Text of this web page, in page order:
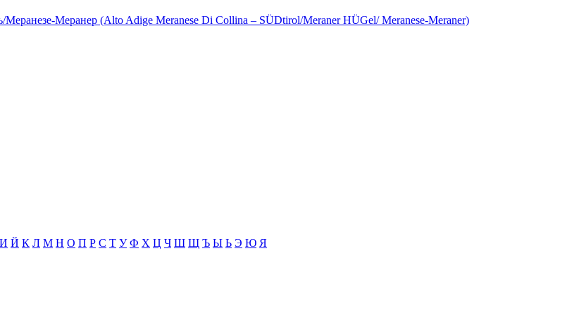
Меранер (Alto Adige Meranese Di Collina – SÜDtirol/Meraner HÜGel/ Meranese-Meraner)
И Й К Л М Н О П Р С Т У Ф Х Ц Ч Ш Щ Ъ Ы Ь Э Ю Я